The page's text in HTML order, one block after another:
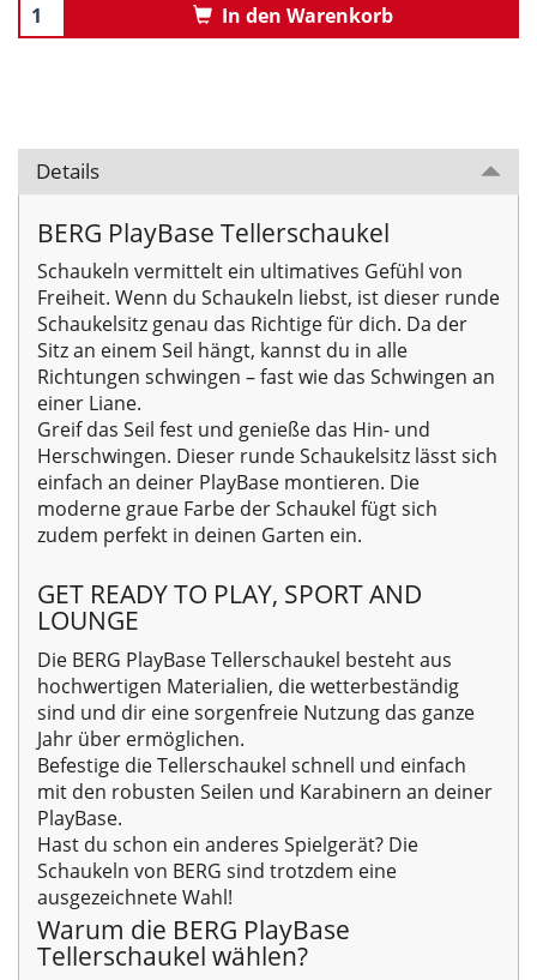
In den Warenkorb
Details
BERG PlayBase Tellerschaukel
Schaukeln vermittelt ein ultimatives Gefühl von
Freiheit. Wenn du Schaukeln liebst, ist dieser runde
Schaukelsitz genau das Richtige für dich. Da der
Sitz an einem Seil hängt, kannst du in alle
Richtungen schwingen – fast wie das Schwingen an
einer Liane.
Greif das Seil fest und genieße das Hin- und
Herschwingen. Dieser runde Schaukelsitz lässt sich
einfach an deiner PlayBase montieren. Die
moderne graue Farbe der Schaukel fügt sich
zudem perfekt in deinen Garten ein.
GET READY TO PLAY, SPORT AND
LOUNGE
Die BERG PlayBase Tellerschaukel besteht aus
hochwertigen Materialien, die wetterbeständig
sind und dir eine sorgenfreie Nutzung das ganze
Jahr über ermöglichen.
Befestige die Tellerschaukel schnell und einfach
mit den robusten Seilen und Karabinern an deiner
PlayBase.
Hast du schon ein anderes Spielgerät? Die
Schaukeln von BERG sind trotzdem eine
ausgezeichnete Wahl!
Warum die BERG PlayBase
Tellerschaukel wählen?